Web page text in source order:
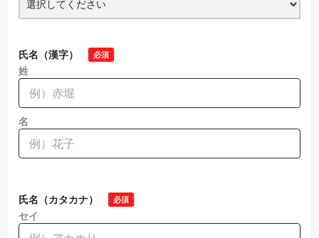
氏名（漢字） 必須
姓
名
氏名（カタカナ） 必須
セイ